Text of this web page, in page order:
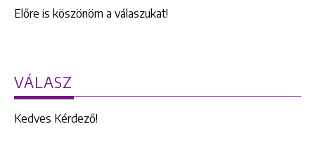
Előre is köszönöm a válaszukat!
VÁLASZ
Kedves Kérdező!